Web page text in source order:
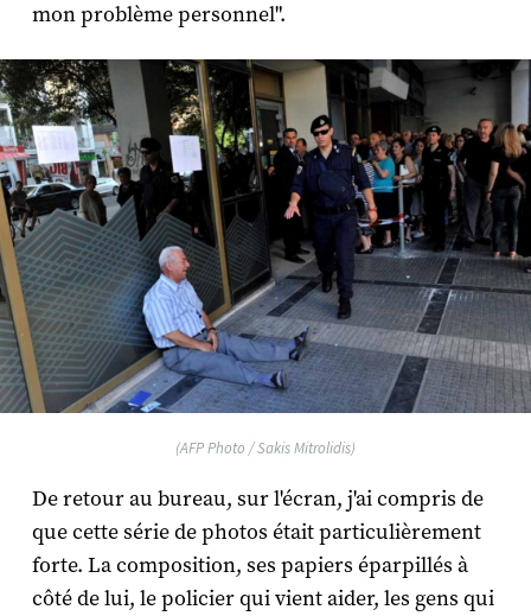
mon problème personnel".
(AFP Photo / Sakis Mitrolidis)
De retour au bureau, sur l'écran, j'ai compris de
que cette série de photos était particulièrement
forte. La composition, ses papiers éparpillés à
côté de lui, le policier qui vient aider, les gens qui